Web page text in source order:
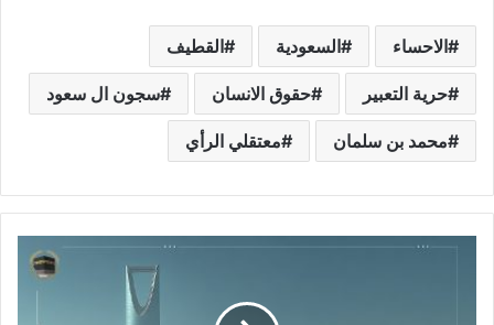
الاحساء السعودية القطيف
حرية التعبير حقوق الانسان سجون ال سعود
محمد بن سلمان معتقلي الرأي